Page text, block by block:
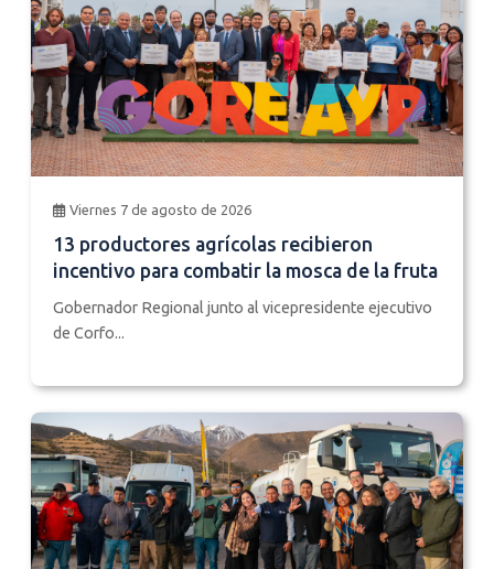
Viernes 7 de agosto de 2026
13 productores agrícolas recibieron
incentivo para combatir la mosca de la fruta
Gobernador Regional junto al vicepresidente ejecutivo
de Corfo...